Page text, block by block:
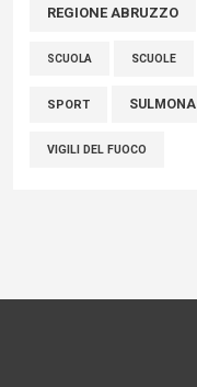
REGIONE ABRUZZO
SCUOLA SCUOLE
SPORT SULMONA
VIGILI DEL FUOCO